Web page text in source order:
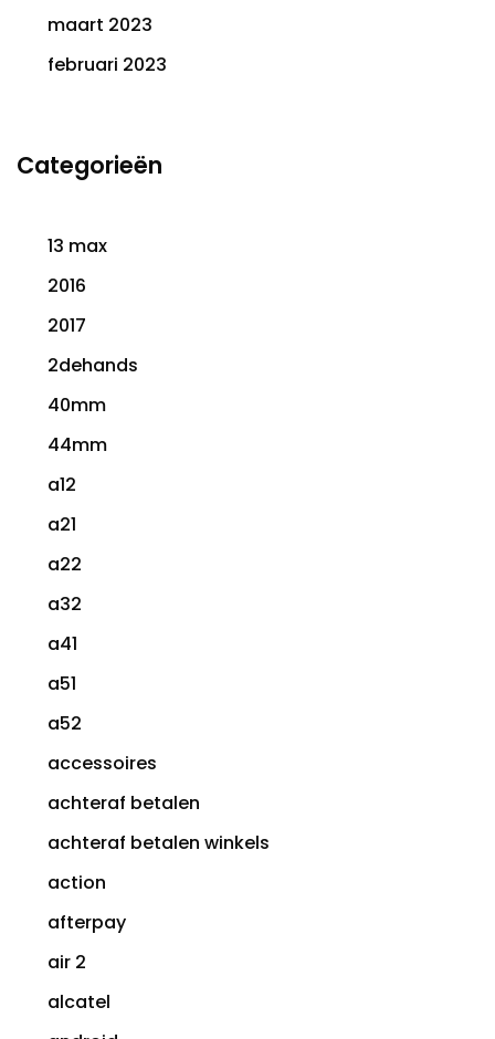
maart 2023
februari 2023
Categorieën
13 max
2016
2017
2dehands
40mm
44mm
a12
a21
a22
a32
a41
a51
a52
accessoires
achteraf betalen
achteraf betalen winkels
action
afterpay
air 2
alcatel